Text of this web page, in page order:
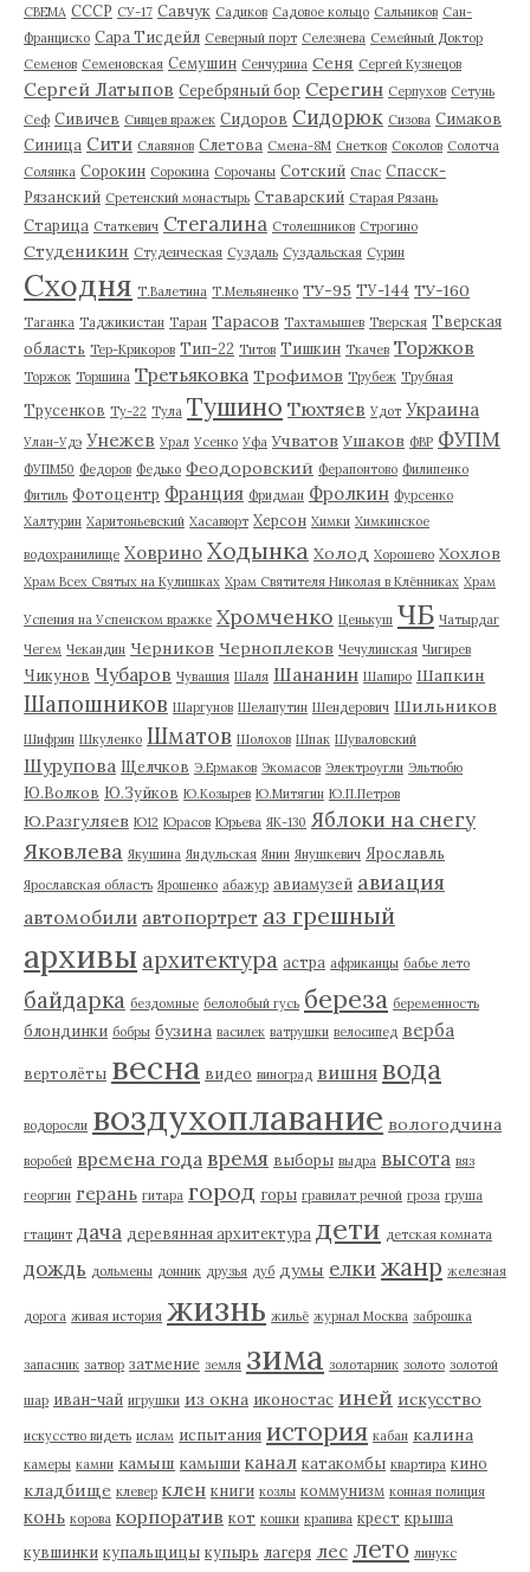
СВЕМА СССР СУ-17 Савчук Садиков Садовое кольцо Сальников Сан-
Франциско Сара Тисдейл Северный порт Селезнева Семейный Доктор
Семенов Семеновская Семушин Сенчурина Сеня Сергей Кузнецов
Сергей Латыпов Серебряный бор Серегин Серпухов Сетунь
Сеф Сивичев Сивцев вражек Сидоров Сидорюк Сизова Симаков
Синица Сити Славянов Слетова Смена-8М Снетков Соколов Солотча
Солянка Сорокин Сорокина Сорочаны Сотский Спас Спасск-
Рязанский Сретенский монастырь Ставарский Старая Рязань
Старица Статкевич Стегалина Столешников Строгино
Студеникин Студенческая Суздаль Суздальская Сурин
Сходня Т.Валетина Т.Мельяненко ТУ-95 ТУ-144 ТУ-160
Таганка Таджикистан Таран Тарасов Тахтамышев Тверская Тверская
область Тер-Крикоров Тип-22 Титов Тишкин Ткачев Торжков
Торжок Торшина Третьяковка Трофимов Трубеж Трубная
Трусенков Ту-22 Тула Тушино Тюхтяев Удот Украина
Улан-Удэ Унежев Урал Усенко Уфа Учватов Ушаков ФВР ФУПМ
ФУПМ50 Федоров Федько Феодоровский Ферапонтово Филипенко
Фитиль Фотоцентр Франция Фридман Фролкин Фурсенко
Халтурин Харитоньевский Хасавюрт Херсон Химки Химкинское
водохранилище Ховрино Ходынка Холод Хорошево Хохлов
Храм Всех Святых на Кулишках Храм Святителя Николая в Клённиках Храм
Успения на Успенском вражке Хромченко Ценькуш ЧБ Чатырдаг
Чегем Чекандин Черников Черноплеков Чечулинская Чигирев
Чикунов Чубаров Чувашия Шаля Шананин Шапиро Шапкин
Шапошников Шаргунов Шелапутин Шендерович Шильников
Шифрин Шкуленко Шматов Шолохов Шпак Шуваловский
Шурупова Щелчков Э.Ермаков Экомасов Электроугли Эльтюбю
Ю.Волков Ю.Зуйков Ю.Козырев Ю.Митягин Ю.П.Петров
Ю.Разгуляев Ю12 Юрасов Юрьева ЯК-130 Яблоки на снегу
Яковлева Якушина Яндульская Янин Янушкевич Ярославль
Ярославская область Ярошенко абажур авиамузей авиация
автомобили автопортрет аз грешный
архивы архитектура астра африканцы бабье лето
байдарка бездомные белолобый гусь береза беременность
блондинки бобры бузина василек ватрушки велосипед верба
вертолёты весна видео виноград вишня вода
водоросли воздухоплавание вологодчина
воробей времена года время выборы выдра высота вяз
георгин герань гитара город горы гравилат речной гроза груша
гтацинт дача деревянная архитектура дети детская комната
дождь дольмены донник друзья дуб думы елки жанр железная
дорога живая история жизнь жильё журнал Москва заброшка
запасник затвор затмение земля зима золотарник золото золотой
шар иван-чай игрушки из окна иконостас иней искусство
искусство видеть ислам испытания история кабан калина
камеры камни камыш камыши канал катакомбы квартира кино
кладбище клевер клен книги козлы коммунизм конная полиция
конь корова корпоратив кот кошки крапива крест крыша
кувшинки купальщицы купырь лагеря лес лето линукс